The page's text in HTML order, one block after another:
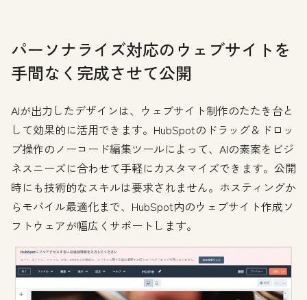
パーソナライズ対応のウェブサイトを
手間なく完成させて公開
AIが出力したデザインは、ウェブサイト制作のたたき台と
して効果的に活用できます。HubSpotのドラッグ＆ドロッ
プ操作のノーコード編集ツールによって、AIの素案をビジ
ネスニーズに合わせて手軽にカスタマイズできます。公開
時にも技術的なスキルは要求されません。ホスティングか
らモバイル最適化まで、HubSpot内のウェブサイト作成ソ
フトウェアが幅広くサポートします。